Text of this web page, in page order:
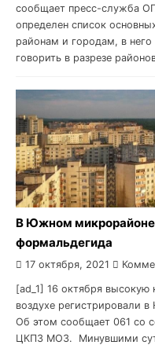
сообщает пресс-служба
определен список
районам и городам, в
говорить в разрезе
В Южном микрорайоне
формальдегида
17 октября, 2021
[ad_1] 16 октября
воздухе регистрировали
Об этом сообщает 061 со
ЦКПЗ МОЗ. Минувшими